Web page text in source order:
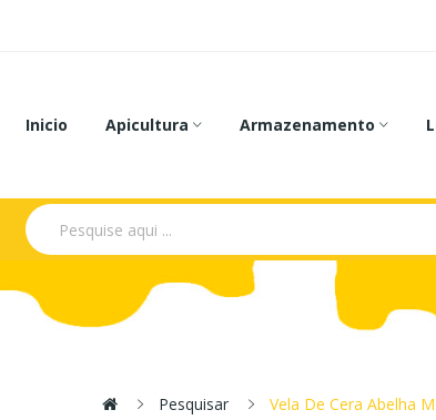
Inicio Apicultura Armazenamento
Pesquisar Vela De Cera Abelha